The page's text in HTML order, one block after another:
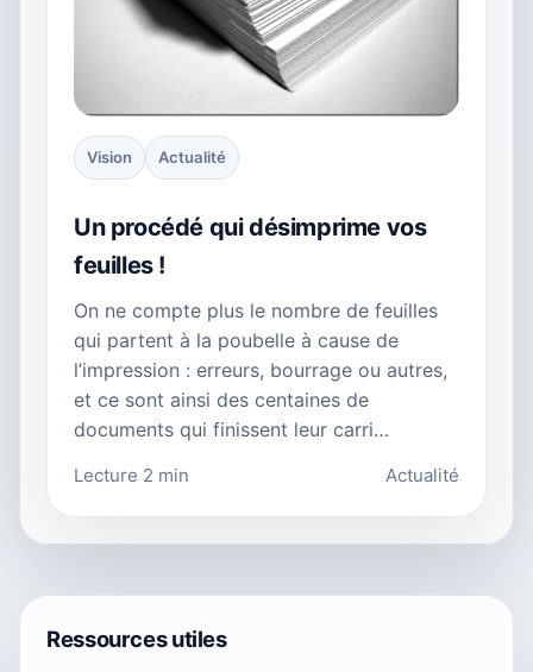
Vision Actualité
Un procédé qui désimprime vos
feuilles !
On ne compte plus le nombre de feuilles
qui partent à la poubelle à cause de
l’impression : erreurs, bourrage ou autres,
et ce sont ainsi des centaines de
documents qui finissent leur carri…
Lecture 2 min Actualité
Ressources utiles